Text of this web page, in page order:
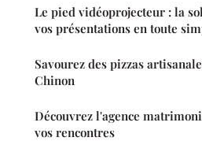
Le pied vidéoprojecteur : la
vos présentations en toute
Savourez des pizzas
Chinon
Découvrez l'agence
vos rencontres